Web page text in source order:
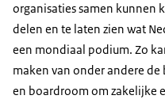
organisaties samen kunnen
delen en te laten zien wat
een mondiaal podium. Zo
maken van onder andere de
en boardroom om zakelijke